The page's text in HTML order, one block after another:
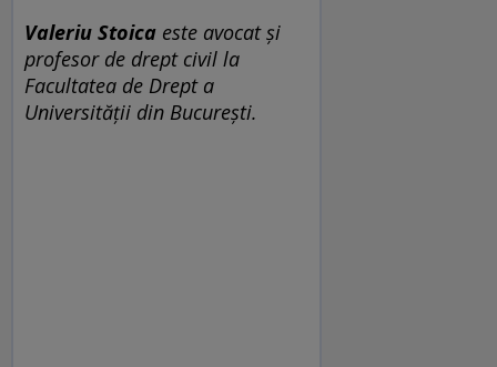
Valeriu Stoica este avocat și
profesor de drept civil la
Facultatea de Drept a
Universității din București.